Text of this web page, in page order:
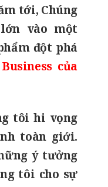
tới, Chúng
vào một
đột phá
của
tôi hi vọng
toàn giới.
ý tưởng
tôi cho sự